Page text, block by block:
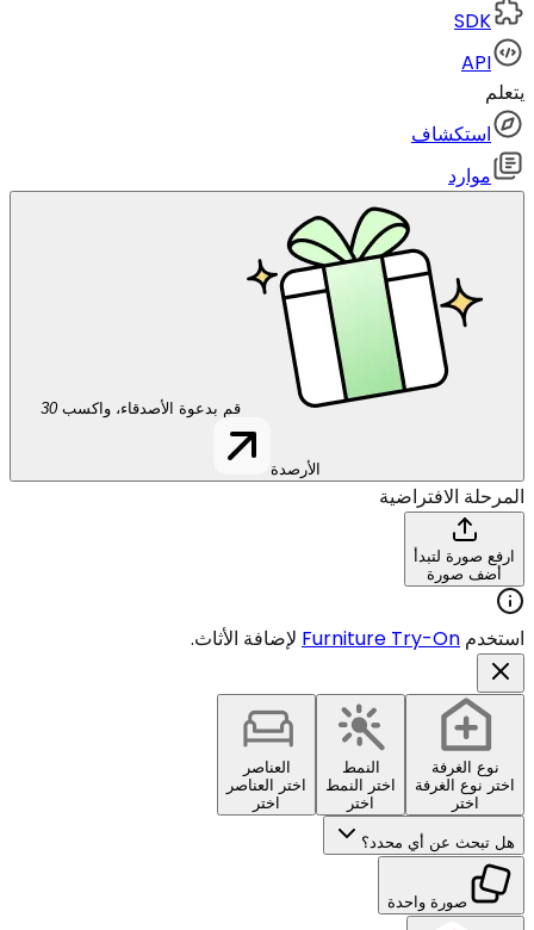
SDK
API
يتعلم
استكشاف
موارد
قم بدعوة الأصدقاء، واكسب 30
الأرصدة
المرحلة الافتراضية
ارفع صورة لتبدأ
أضف صورة
استخدم Furniture Try-On لإضافة الأثاث.
نوع الغرفة
اختر نوع الغرفة
اختر
النمط
اختر النمط
اختر
العناصر
اختر العناصر
اختر
هل تبحث عن أي محدد؟
صورة واحدة